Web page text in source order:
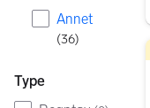
Annet
(36)
Type